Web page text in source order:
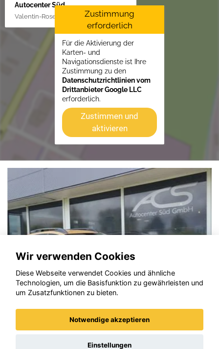
Autocenter Süd
Valentin-Rose-Str. 3, 16816 Neuruppin
Zustimmung
erforderlich
Für die Aktivierung der
Karten- und
Navigationsdienste ist Ihre
Zustimmung zu den
Datenschutzrichtlinien vom
Drittanbieter Google LLC
erforderlich.
Zustimmen und
aktivieren
Dacia Sandero
Wir verwenden Cookies
Diese Webseite verwendet Cookies und ähnliche
Technologien, um die Basisfunktion zu gewährleisten und
um Zusatzfunktionen zu bieten.
Notwendige akzeptieren
Einstellungen